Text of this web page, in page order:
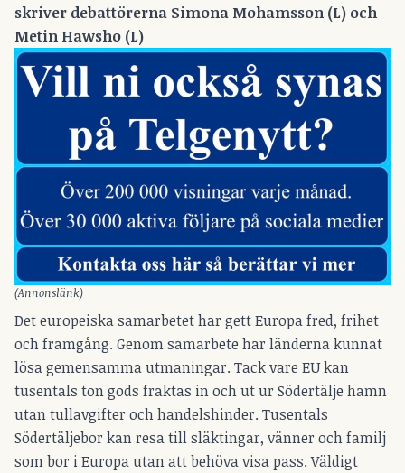
skriver debattörerna Simona Mohamsson (L) och
Metin Hawsho (L)
(Annonslänk)
Det europeiska samarbetet har gett Europa fred, frihet
och framgång. Genom samarbete har länderna kunnat
lösa gemensamma utmaningar. Tack vare EU kan
tusentals ton gods fraktas in och ut ur Södertälje hamn
utan tullavgifter och handelshinder. Tusentals
Södertäljebor kan resa till släktingar, vänner och familj
som bor i Europa utan att behöva visa pass. Väldigt